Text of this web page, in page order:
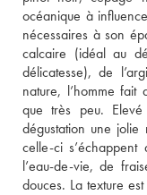
océanique à
nécessaires à son
calcaire (idéal au
délicatesse), de
nature, l’homme
que très peu.
dégustation une
celle-ci
l’eau-de-vie, de
douces. La texture